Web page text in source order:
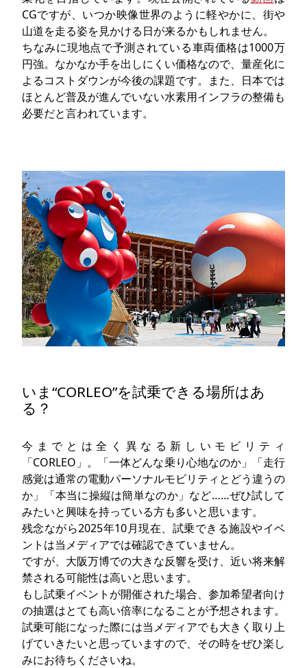
CGですが、いつか映像世界のように軽やかに、街や
山道を走る姿を見かける日が来るかもしれません。
ちなみに現地点で予測されている車両価格は1000万
円強。なかなか手を出しにくい価格なので、量産化に
よるコストダウンが今後の課題です。また、日本では
ほとんど普及が進んでいない水素用インフラの整備も
必要だと言われています。
いま“CORLEO”を試乗できる場所はあ
る？
今までとは全く異なる新しいモビリティ
「CORLEO」。「一体どんな乗り心地なのか」「走行
感覚は通常の電動パーソナルモビリティとどう違うの
か」「本当に操縦は簡単なのか」など……ぜひ試して
みたいと興味を持っている方も多いと思います。
残念ながら2025年10月現在、試乗できる施設やイベ
ントは当メディアでは確認できていません。
ですが、大阪万博での大きな反響を受け、近い将来解
禁される可能性は高いと思います。
もし試乗イベントが開催された場合、参加希望者向け
の抽選はとても高い倍率になることが予想されます。
試乗可能になった際には当メディアでも大きく取り上
げていきたいと思っていますので、その時をぜひ楽し
みにお待ちくださいね。